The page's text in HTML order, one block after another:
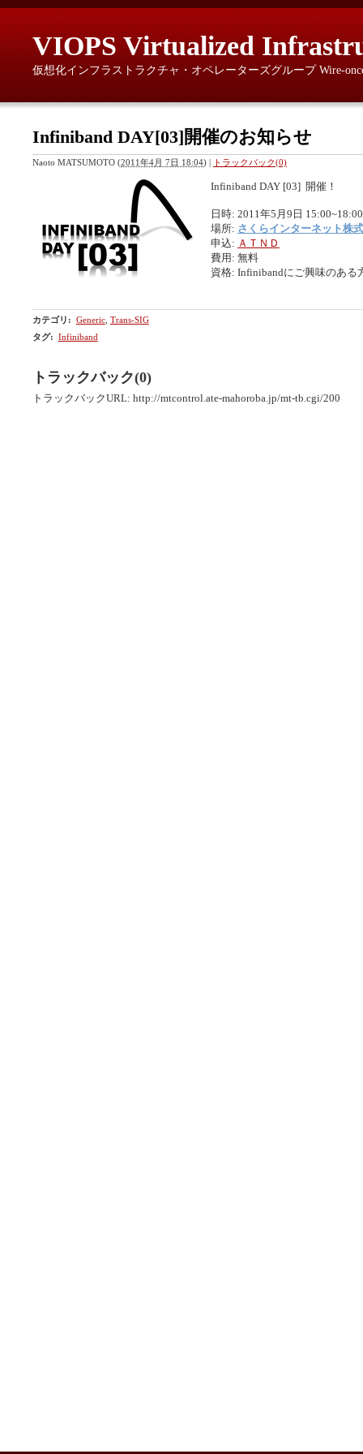
VIOPS Virtualized
仮想化インフラストラクチャ・オペレーターズグループ Wire-
Infiniband DAY[03]開催のお知らせ
Naoto MATSUMOTO (2011年4月 7日 18:04) | トラックバック(0)
Infiniband DAY [03] 開催！
日時: 2011年5月9日 15:00~18:00
場所: さくらインターネット株
申込: ＡＴＮＤ
費用: 無料
資格: Infinibandにご興味のある
カテゴリ : Generic, Trans-SIG
タグ: Infiniband
トラックバック(0)
トラックバックURL: http://mtcontrol.ate-mahoroba.jp/mt-tb.cgi/200